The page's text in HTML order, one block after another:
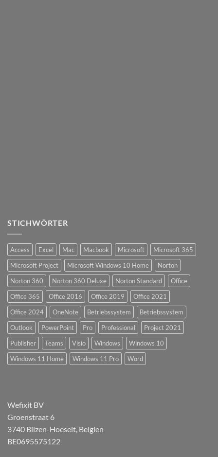
STICHWÖRTER
Access Excel Mac Macbook Microsoft
Microsoft 365
Microsoft Project
Microsoft Windows 10 Home
Norton
Norton 360
Norton 360 Deluxe Norton Standard
Office
Office 365
Office 2016 Office 2019
Office 2021
Office 2024
OneNote Betriebssystem
Betriebssystem
Outlook
PowerPoint Pro Professional
Project 2021
Publisher
Teams Visio Windows
Windows 10
Windows 11 Home
Windows 11 Pro Word
Wefixit BV
Groenstraat 6
3740 Bilzen-Hoeselt, Belgien
BE0695575122